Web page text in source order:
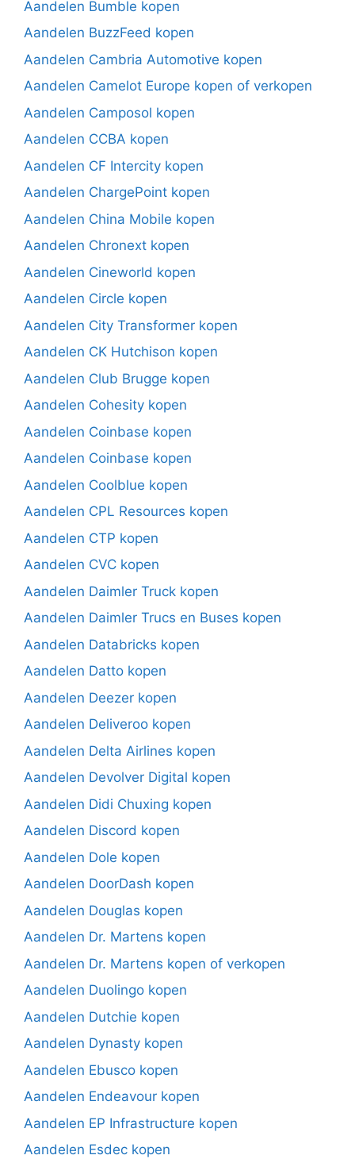
Aandelen Bumble kopen
Aandelen BuzzFeed kopen
Aandelen Cambria Automotive kopen
Aandelen Camelot Europe kopen of verkopen
Aandelen Camposol kopen
Aandelen CCBA kopen
Aandelen CF Intercity kopen
Aandelen ChargePoint kopen
Aandelen China Mobile kopen
Aandelen Chronext kopen
Aandelen Cineworld kopen
Aandelen Circle kopen
Aandelen City Transformer kopen
Aandelen CK Hutchison kopen
Aandelen Club Brugge kopen
Aandelen Cohesity kopen
Aandelen Coinbase kopen
Aandelen Coinbase kopen
Aandelen Coolblue kopen
Aandelen CPL Resources kopen
Aandelen CTP kopen
Aandelen CVC kopen
Aandelen Daimler Truck kopen
Aandelen Daimler Trucs en Buses kopen
Aandelen Databricks kopen
Aandelen Datto kopen
Aandelen Deezer kopen
Aandelen Deliveroo kopen
Aandelen Delta Airlines kopen
Aandelen Devolver Digital kopen
Aandelen Didi Chuxing kopen
Aandelen Discord kopen
Aandelen Dole kopen
Aandelen DoorDash kopen
Aandelen Douglas kopen
Aandelen Dr. Martens kopen
Aandelen Dr. Martens kopen of verkopen
Aandelen Duolingo kopen
Aandelen Dutchie kopen
Aandelen Dynasty kopen
Aandelen Ebusco kopen
Aandelen Endeavour kopen
Aandelen EP Infrastructure kopen
Aandelen Esdec kopen